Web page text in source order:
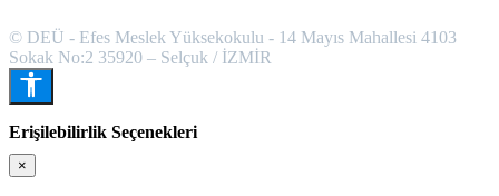
© DEÜ - Efes Meslek Yüksekokulu - 14 Mayıs Mahallesi 4103
Sokak No:2 35920 – Selçuk / İZMİR
Erişilebilirlik Seçenekleri
×